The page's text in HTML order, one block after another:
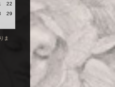
22
29
ま